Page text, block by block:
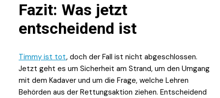
Fazit: Was jetzt
entscheidend ist
Timmy ist tot, doch der Fall ist nicht abgeschlossen.
Jetzt geht es um Sicherheit am Strand, um den Umgang
mit dem Kadaver und um die Frage, welche Lehren
Behörden aus der Rettungsaktion ziehen. Entscheidend